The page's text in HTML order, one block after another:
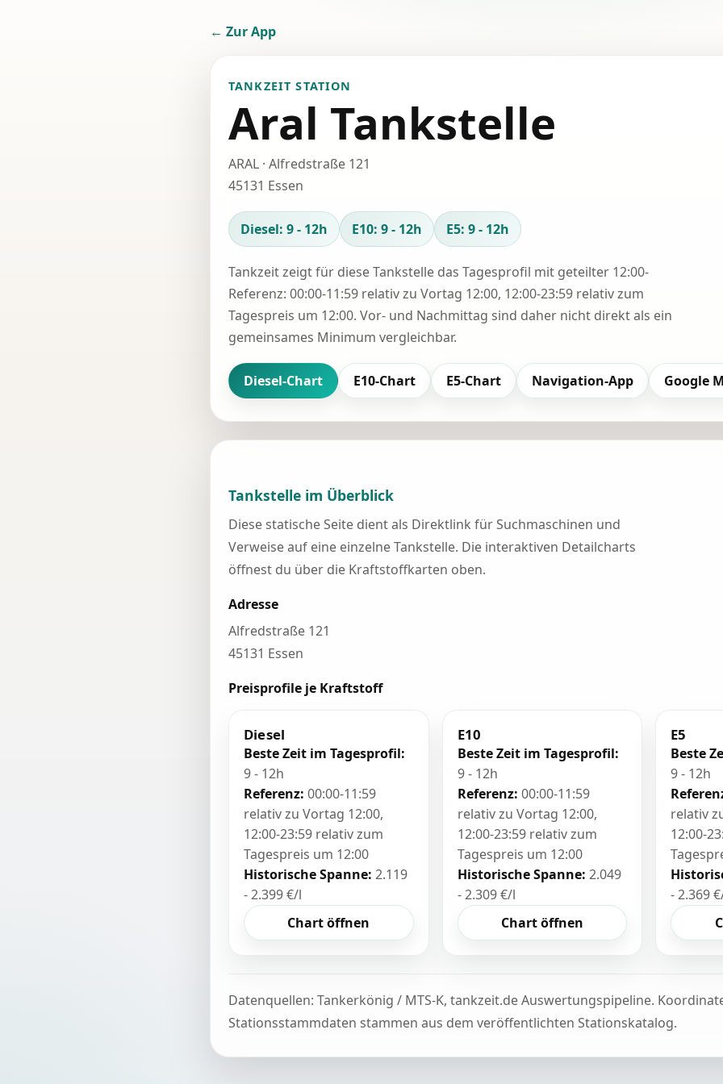
← Zur App
TANKZEIT STATION
Aral Tankstelle
ARAL · Alfredstraße 121
45131 Essen
Diesel: 9 - 12h E10: 9 - 12h E5: 9 - 12h
Tankzeit zeigt für diese Tankstelle das Tagesprofil mit geteilter 12:00-
Referenz: 00:00-11:59 relativ zu Vortag 12:00, 12:00-23:59 relativ zum
Tagespreis um 12:00. Vor- und Nachmittag sind daher nicht direkt als ein
gemeinsames Minimum vergleichbar.
Diesel-Chart E10-Chart E5-Chart Navigation-App Google
Tankstelle im Überblick
Diese statische Seite dient als Direktlink für Suchmaschinen und
Verweise auf eine einzelne Tankstelle. Die interaktiven Detailcharts
öffnest du über die Kraftstoffkarten oben.
Adresse
Alfredstraße 121
45131 Essen
Preisprofile je Kraftstoff
Diesel
Beste Zeit im Tagesprofil:
9 - 12h
Referenz: 00:00-11:59
relativ zu Vortag 12:00,
12:00-23:59 relativ zum
Tagespreis um 12:00
Historische Spanne: 2.119
- 2.399 €/l
Chart öffnen
E10
Beste Zeit im Tagesprofil:
9 - 12h
Referenz: 00:00-11:59
relativ zu Vortag 12:00,
12:00-23:59 relativ zum
Tagespreis um 12:00
Historische Spanne: 2.049
- 2.309 €/l
Chart öffnen
E5
Beste
9 - 12h
relativ
12:00-
- 2.369
Datenquellen: Tankerkönig / MTS-K, tankzeit.de Auswertungspipeline.
Stationsstammdaten stammen aus dem veröffentlichten Stationskatalog.